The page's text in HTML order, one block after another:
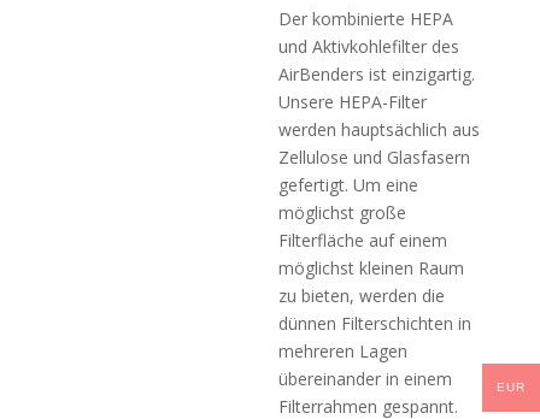
Der kombinierte HEPA
und Aktivkohlefilter des
AirBenders ist einzigartig.
Unsere HEPA-Filter
werden hauptsächlich aus
Zellulose und Glasfasern
gefertigt. Um eine
möglichst große
Filterfläche auf einem
möglichst kleinen Raum
zu bieten, werden die
dünnen Filterschichten in
mehreren Lagen
übereinander in einem
Filterrahmen gespannt.
EUR